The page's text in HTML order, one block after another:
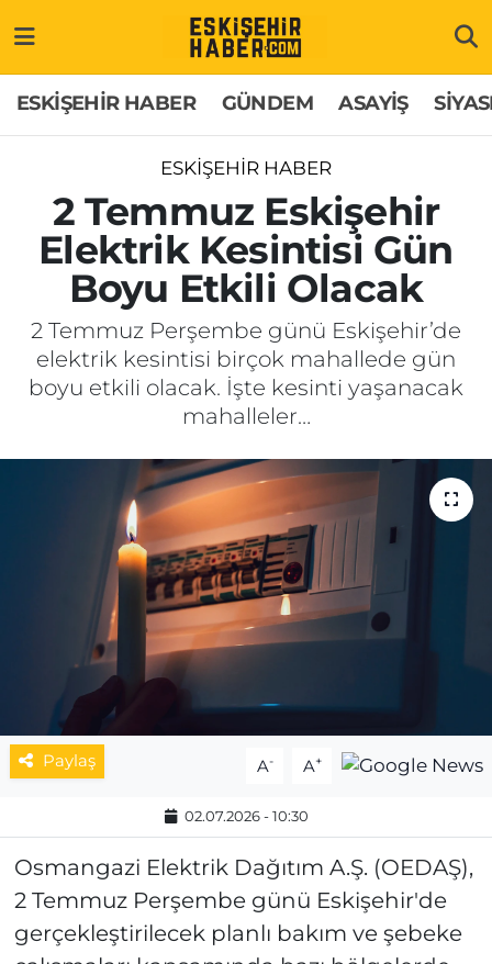
ESKİŞEHİR HABER GÜNDEM ASAYİŞ
ESKİŞEHİR HABER
2 Temmuz Eskişehir
Elektrik Kesintisi Gün
Boyu Etkili Olacak
2 Temmuz Perşembe günü Eskişehir’de
elektrik kesintisi birçok mahallede gün
boyu etkili olacak. İşte kesinti yaşanacak
mahalleler…
Paylaş A- A+
02.07.2026 - 10:30
Osmangazi Elektrik Dağıtım A.Ş. (OEDAŞ),
2 Temmuz Perşembe günü Eskişehir'de
gerçekleştirilecek planlı bakım ve şebeke
GÜNDEM
ASAYİŞ
SİYASET
EKONOMİ
SAĞLIK
MAGAZİN
ESKİŞEHİRSPOR
Hakkımızda
İletişim
Künye
Odunpazarı Trafik Yoğunluk Haritası
Süper Lig Puan Durumu ve Fikstür
Tüm Manşetler
Son Dakika Haberleri
Haber Arşivi